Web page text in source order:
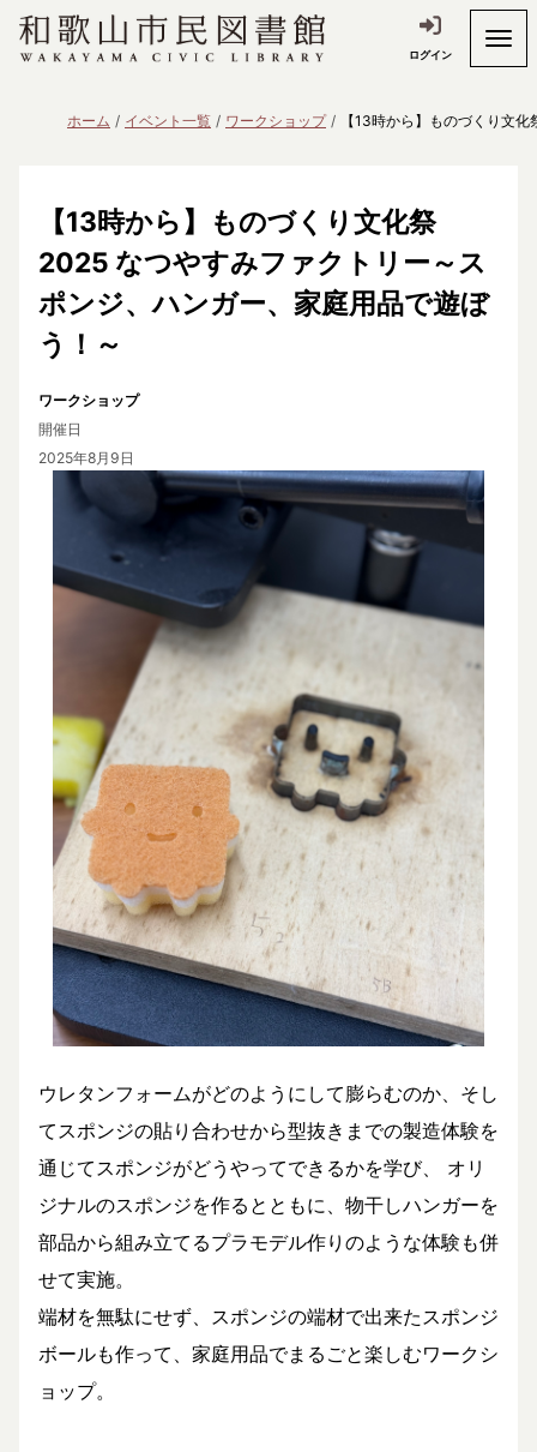
ログイン
ホーム イベント一覧 ワークショップ 【13時から】ものづくり文
【13時から】ものづくり文化祭
2025 なつやすみファクトリー～ス
ポンジ、ハンガー、家庭用品で遊ぼ
う！～
ワークショップ
開催日
2025年8月9日
ウレタンフォームがどのようにして膨らむのか、そし
てスポンジの貼り合わせから型抜きまでの製造体験を
通じてスポンジがどうやってできるかを学び、 オリ
ジナルのスポンジを作るとともに、物干しハンガーを
部品から組み立てるプラモデル作りのような体験も併
せて実施。
端材を無駄にせず、スポンジの端材で出来たスポンジ
ボールも作って、家庭用品でまるごと楽しむワークシ
ョップ。